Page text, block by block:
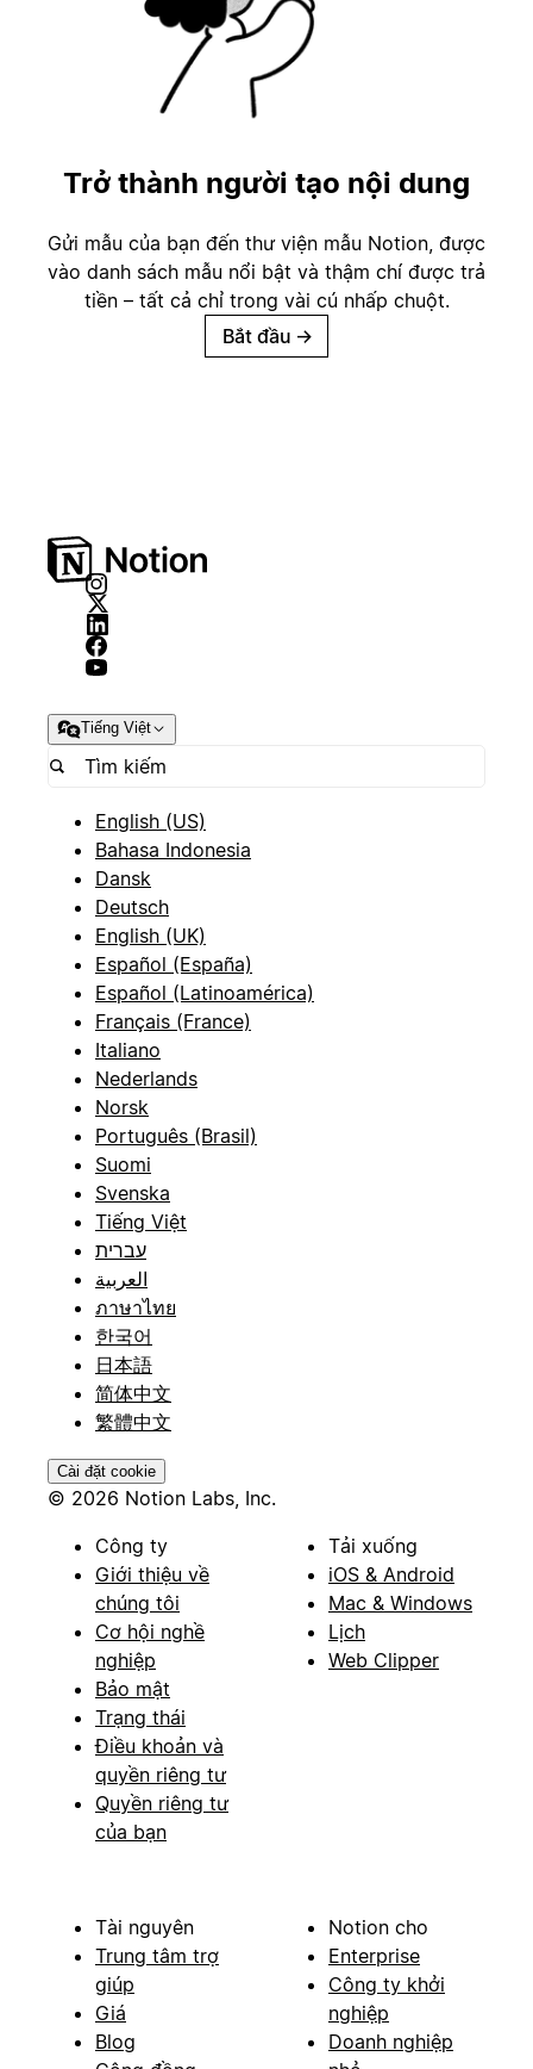
Trở thành người tạo nội dung
Gửi mẫu của bạn đến thư viện mẫu Notion, được
vào danh sách mẫu nổi bật và thậm chí được trả
tiền – tất cả chỉ trong vài cú nhấp chuột.
Bắt đầu →
Tiếng Việt
English (US)
Bahasa Indonesia
Dansk
Deutsch
English (UK)
Español (España)
Español (Latinoamérica)
Français (France)
Italiano
Nederlands
Norsk
Português (Brasil)
Suomi
Svenska
Tiếng Việt
עברית
العربية
ภาษาไทย
한국어
日本語
简体中文
繁體中文
Cài đặt cookie
© 2026 Notion Labs, Inc.
Công ty
Giới thiệu về
chúng tôi
Cơ hội nghề
nghiệp
Bảo mật
Trạng thái
Điều khoản và
quyền riêng tư
Quyền riêng tư
của bạn
Tải xuống
iOS & Android
Mac & Windows
Lịch
Web Clipper
Tài nguyên
Trung tâm trợ
giúp
Giá
Blog
Notion cho
Enterprise
Công ty khởi
nghiệp
Doanh nghiệp